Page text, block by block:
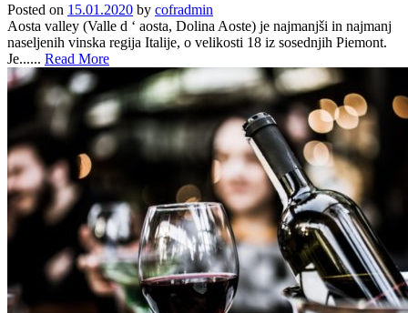
Posted on 15.01.2020 by cofradmin
Aosta valley (Valle d ‘ aosta, Dolina Aoste) je najmanjši in najmanj
naseljenih vinska regija Italije, o velikosti 18 iz sosednjih Piemont.
Je...... Read More